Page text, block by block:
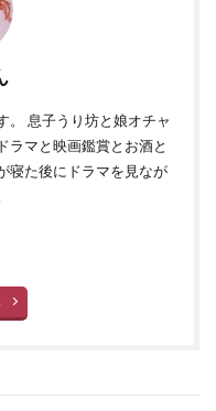
。 息子うり坊と娘オチャ
ラマと映画鑑賞とお酒と
寝た後にドラマを見なが